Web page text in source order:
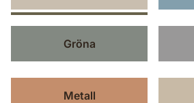
Gröna
Metall